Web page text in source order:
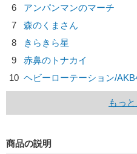
6
アンパンマンのマーチ
7
森のくまさん
8
きらきら星
9
赤鼻のトナカイ
10 ヘビーローテーション/
もっ
商品の説明